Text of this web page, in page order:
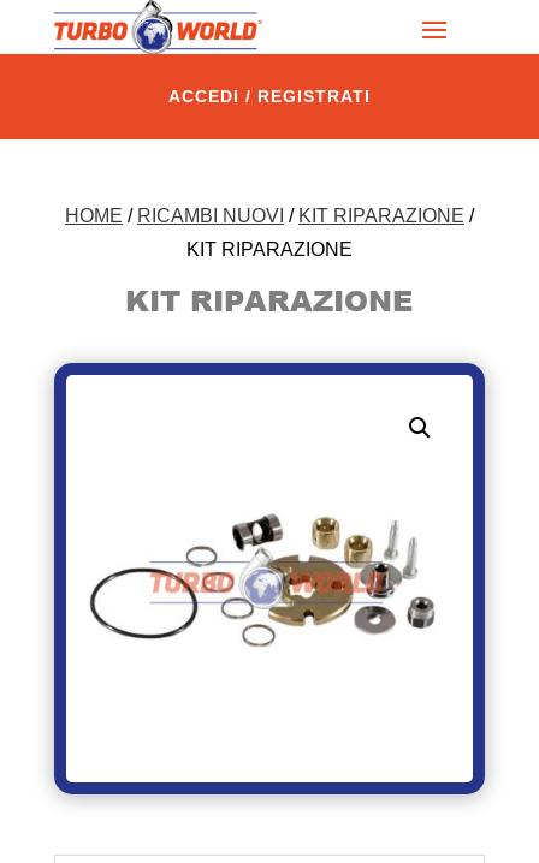
ACCEDI / REGISTRATI
HOME / RICAMBI NUOVI / KIT RIPARAZIONE /
KIT RIPARAZIONE
KIT RIPARAZIONE